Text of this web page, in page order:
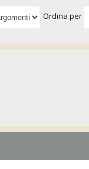
Ordina per